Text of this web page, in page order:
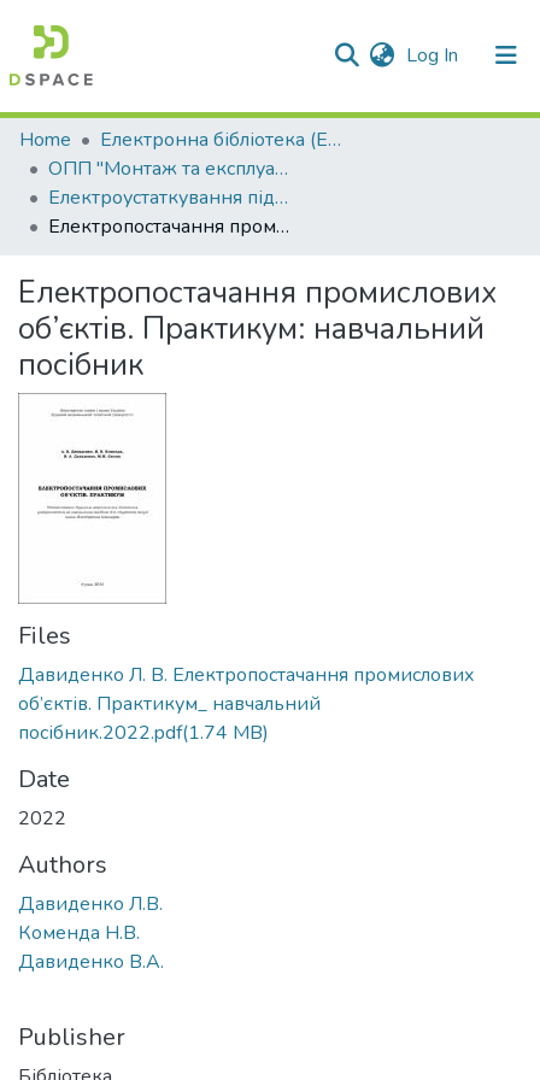
Log In (current)
Communities & Collections
All of DSpace
Statistics
Home
Електронна бібліотека (E-Book)
ОПП "Монтаж та експлуатація електроустаткування підприємств та цивільних споруд"
Електроустаткування підприємств і цивільних споруд
Електропостачання промислових об’єктів. Практикум: навчальний посібник
Електропостачання промислових
об’єктів. Практикум: навчальний
посібник
Files
Давиденко Л. В. Електропостачання промислових
об’єктів. Практикум_ навчальний
посібник.2022.pdf(1.74 MB)
Date
2022
Authors
Давиденко Л.В.
Коменда Н.В.
Давиденко В.А.
Publisher